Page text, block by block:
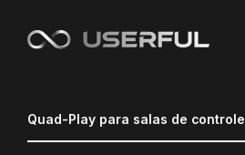
Quad-Play para salas de controle